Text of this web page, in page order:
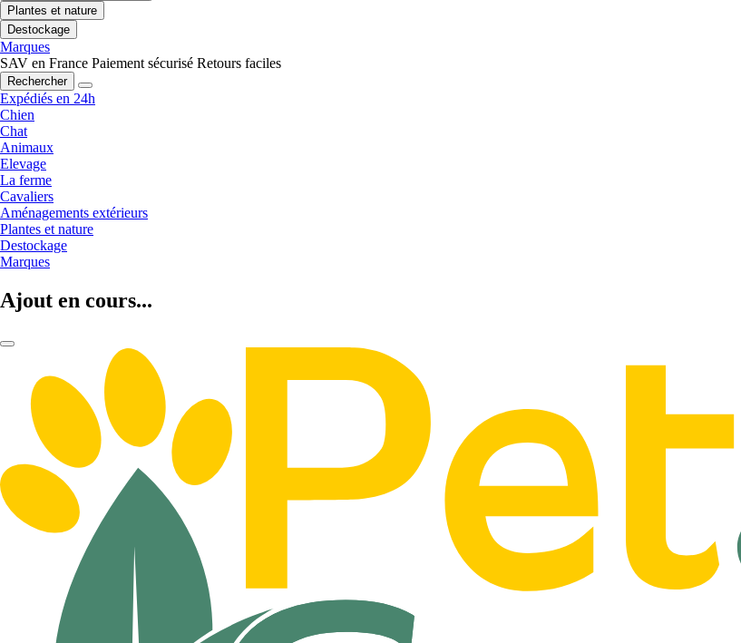
Plantes et nature
Destockage
Marques
SAV en France Paiement sécurisé Retours faciles
Rechercher
Expédiés en 24h
Chien
Chat
Animaux
Elevage
La ferme
Cavaliers
Aménagements extérieurs
Plantes et nature
Destockage
Marques
Ajout en cours...